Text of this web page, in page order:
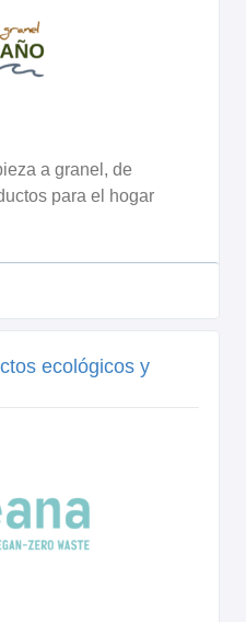
a granel, de
para el hogar
ecológicos y